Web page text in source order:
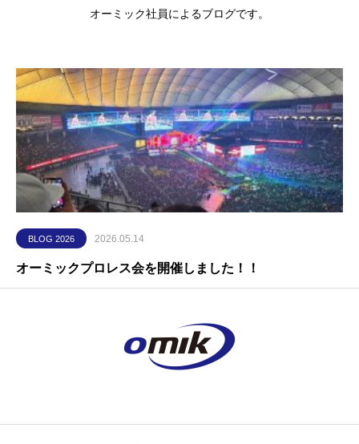
オーミック社員によるブログです。
BLOG 2026 2026.05.14
オーミックプロレス会を開催しました！！